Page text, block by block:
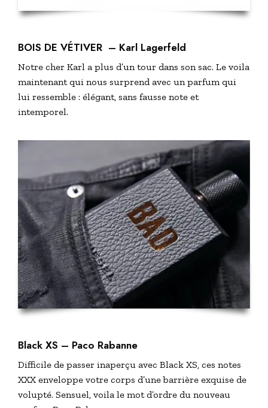
BOIS DE VÉTIVER – Karl Lagerfeld
Notre cher Karl a plus d’un tour dans son sac. Le voila
maintenant qui nous surprend avec un parfum qui
lui ressemble : élégant, sans fausse note et
intemporel.
Black XS – Paco Rabanne
Difficile de passer inaperçu avec Black XS, ces notes
XXX enveloppe votre corps d’une barrière exquise de
volupté. Sensuel, voila le mot d’ordre du nouveau